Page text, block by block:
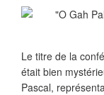
Le titre de la
était bien
Pascal,